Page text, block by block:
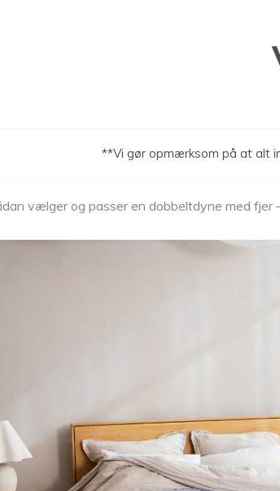
**Vi gør opmærksom på at alt
vælger og passer en dobbeltdyne med fjer